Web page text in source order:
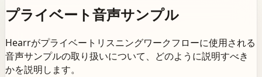
プライベート音声サンプル
Hearrがプライベートリスニングワークフローに使用される
音声サンプルの取り扱いについて、どのように説明すべき
かを説明します。